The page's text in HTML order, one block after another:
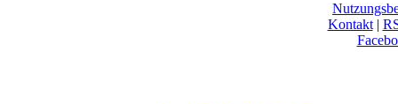
Kontakt|